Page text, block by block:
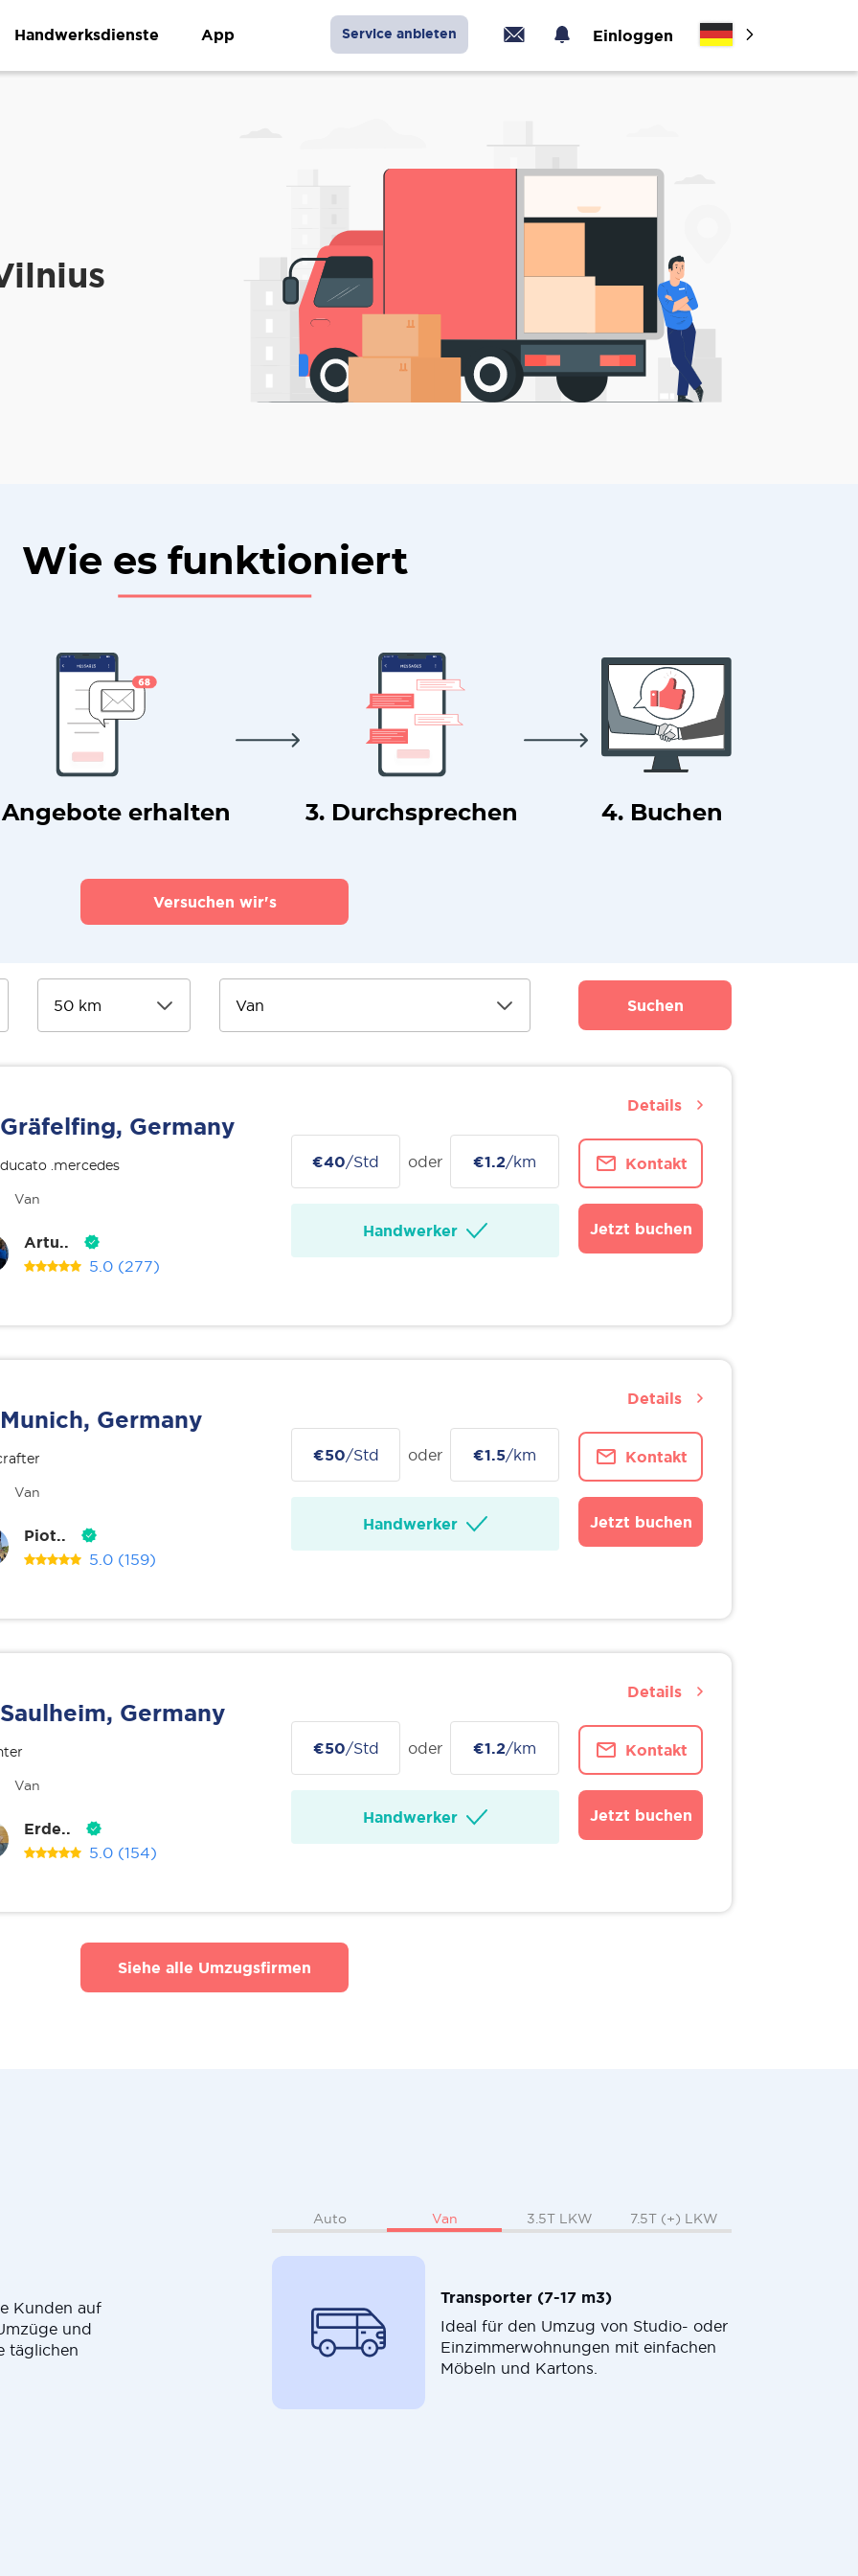
Handwerksdienste App Service anbieten Einloggen
Wie es funktioniert
Angebote erhalten 3. Durchsprechen 4. Buchen
Versuchen wir's
Suchen
Gräfelfing, Germany
.mercedes
Van
Artu..
5.0 (277)
€40/Std oder €1.2/km
Handwerker
Kontakt
Jetzt buchen
Details
Munich, Germany
Van
Piot..
5.0 (159)
€50/Std oder €1.5/km
Handwerker
Kontakt
Jetzt buchen
Details
Saulheim, Germany
Van
Erde..
5.0 (154)
€50/Std oder €1.2/km
Handwerker
Kontakt
Jetzt buchen
Details
Siehe alle Umzugsfirmen
Kunden auf
und
täglichen
Auto Van 3.5T LKW 7.5T (+) LKW
Transporter (7-17 m3)
Ideal für den Umzug von Studio- oder
Einzimmerwohnungen mit einfachen
Möbeln und Kartons.